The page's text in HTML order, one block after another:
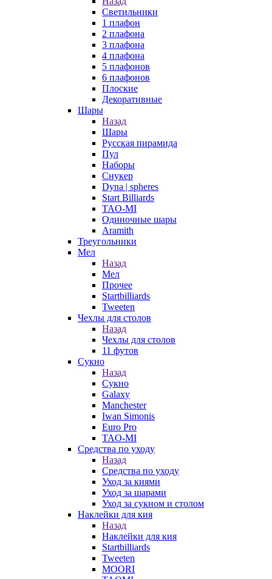
Светильники
1 плафон
2 плафона
3 плафона
4 плафона
5 плафонов
6 плафонов
Плоские
Декоративные
Шары
Назад
Шары
Русская пирамида
Пул
Наборы
Снукер
Dyna | spheres
Start Billiards
TAO-MI
Одиночные шары
Aramith
Треугольники
Мел
Назад
Мел
Прочее
Startbilliards
Tweeten
Чехлы для столов
Назад
Чехлы для столов
11 футов
Сукно
Назад
Сукно
Galaxy
Manchester
Iwan Simonis
Euro Pro
TAO-MI
Средства по уходу
Назад
Средства по уходу
Уход за киями
Уход за шарами
Уход за сукном и столом
Наклейки для кия
Назад
Наклейки для кия
Startbilliards
Tweeten
MOORI